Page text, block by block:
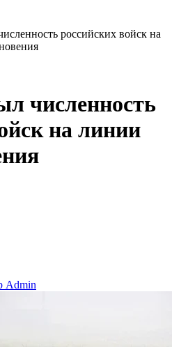
российских войск на
численность
на линии
Admin